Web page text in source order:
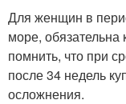
Для женщин в
море, обязательна
помнить, что при
после 34 недель
осложнения.